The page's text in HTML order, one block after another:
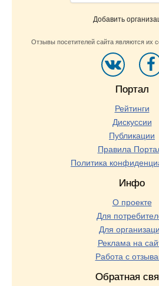
Добавить
Отзывы посетителей сайта являются их
Портал
Рейтинги
Дискуссии
Публикации
Правила
Политика
Инфо
О проекте
Для
Для
Реклама на
Работа с
Обратная